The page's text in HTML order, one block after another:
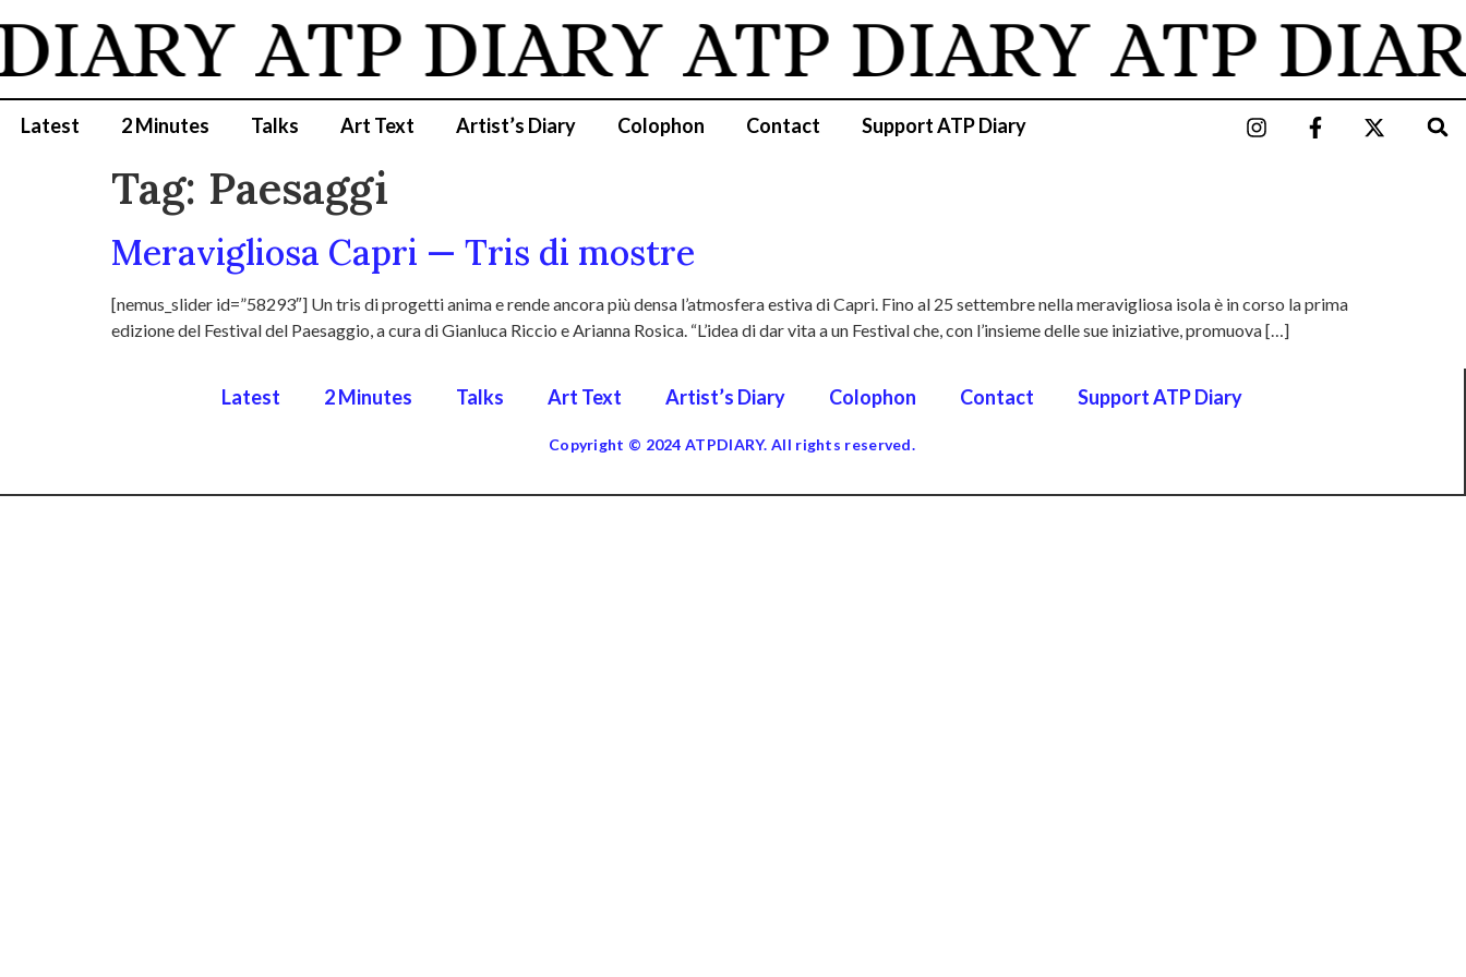
ATP DIARY ATP DIARY ATP
Latest 2 Minutes Talks Art Text Artist’s Diary Colophon Contact Support ATP Diary
Tag: Paesaggi
Meravigliosa Capri — Tris di mostre
[nemus_slider id=”58293″] Un tris di progetti anima e rende ancora più densa l’atmosfera estiva di Capri. Fino al 25 settembre nella meravigliosa isola è in corso la prima
edizione del Festival del Paesaggio, a cura di Gianluca Riccio e Arianna Rosica. “L’idea di dar vita a un Festival che, con l’insieme delle sue iniziative, promuova […]
Latest 2 Minutes Talks Art Text Artist’s Diary Colophon Contact Support ATP Diary
Copyright © 2024 ATPDIARY. All rights reserved.